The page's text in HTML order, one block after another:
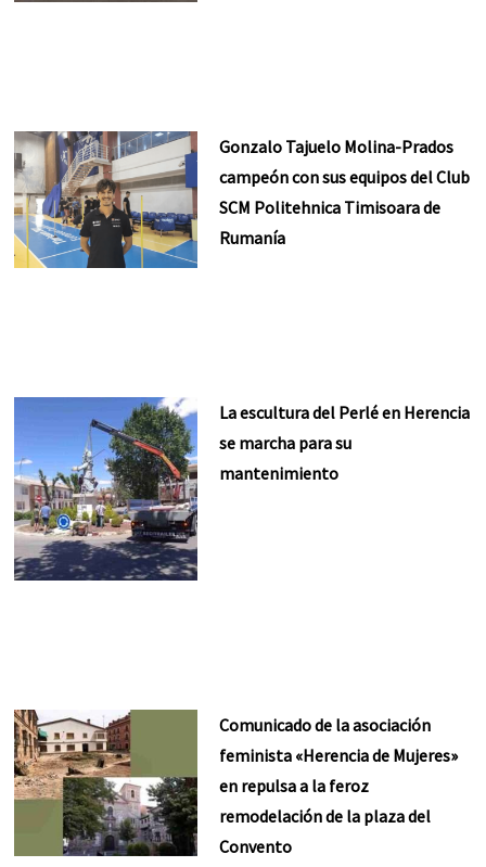
Gonzalo Tajuelo Molina-Prados
campeón con sus equipos del Club
SCM Politehnica Timisoara de
Rumanía
La escultura del Perlé en Herencia
se marcha para su
mantenimiento
Comunicado de la asociación
feminista «Herencia de Mujeres»
en repulsa a la feroz
remodelación de la plaza del
Convento